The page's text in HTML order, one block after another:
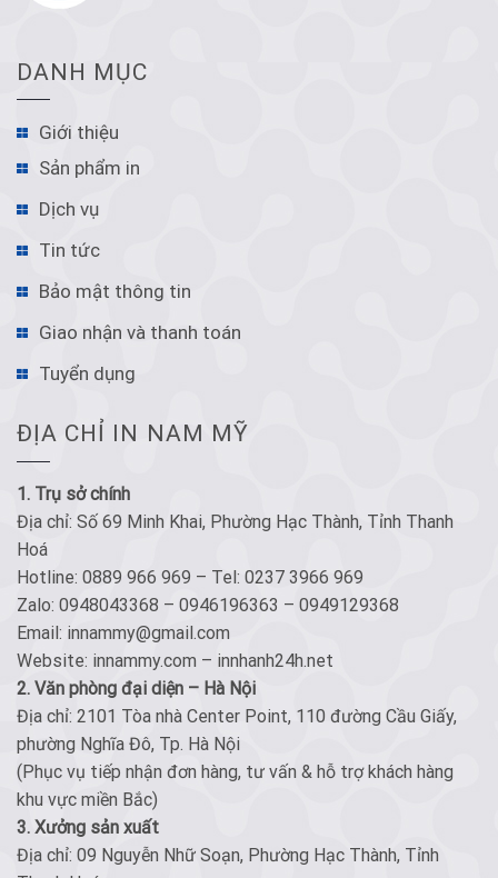
DANH MỤC
Giới thiệu
Sản phẩm in
Dịch vụ
Tin tức
Bảo mật thông tin
Giao nhận và thanh toán
Tuyển dụng
ĐỊA CHỈ IN NAM MỸ
1. Trụ sở chính
Địa chỉ: Số 69 Minh Khai, Phường Hạc Thành, Tỉnh Thanh
Hoá
Hotline: 0889 966 969 – Tel: 0237 3966 969
Zalo: 0948043368 – 0946196363 – 0949129368
Email: innammy@gmail.com
Website: innammy.com – innhanh24h.net
2. Văn phòng đại diện – Hà Nội
Địa chỉ: 2101 Tòa nhà Center Point, 110 đường Cầu Giấy,
phường Nghĩa Đô, Tp. Hà Nội
(Phục vụ tiếp nhận đơn hàng, tư vấn & hỗ trợ khách hàng
khu vực miền Bắc)
3. Xưởng sản xuất
Địa chỉ: 09 Nguyễn Nhữ Soạn, Phường Hạc Thành, Tỉnh